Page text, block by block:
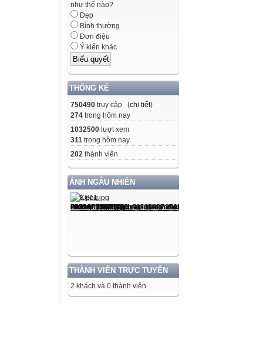
như thế nào?
Đẹp
Bình thường
Đơn điệu
Ý kiến khác
THỐNG KÊ
750490 truy cập (chi tiết)
274 trong hôm nay
1032500 lượt xem
311 trong hôm nay
202 thành viên
ẢNH NGẪU NHIÊN
THÀNH VIÊN TRỰC TUYẾN
2 khách và 0 thành viên